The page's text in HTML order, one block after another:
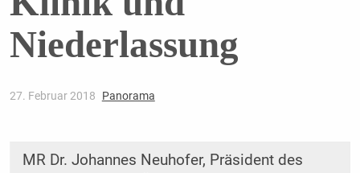
Niederlassung
27. Februar 2018 Panorama
MR Dr. Johannes Neuhofer, Präsident des